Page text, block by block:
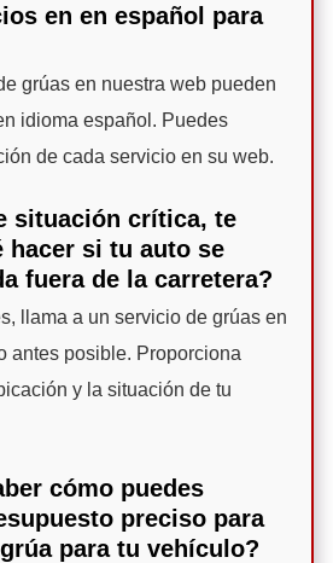
en en español para
grúas en nuestra web pueden
idioma español. Puedes
de cada servicio en su web.
situación crítica, te
hacer si tu auto se
fuera de la carretera?
llama a un servicio de grúas en
antes posible. Proporciona
y la situación de tu
cómo puedes
preciso para
para tu vehículo?